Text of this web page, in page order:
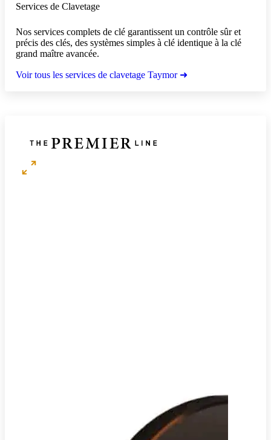
Services de Clavetage
Nos services complets de clé garantissent un contrôle sûr et
précis des clés, des systèmes simples à clé identique à la clé
grand maître avancée.
Voir tous les services de clavetage Taymor ➜